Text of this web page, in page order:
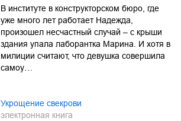
В институте в конструкторском бюро, где
уже много лет работает Надежда,
произошел несчастный случай – с крыши
здания упала лаборантка Марина. И хотя в
милиции считают, что девушка совершила
самоу…
Укрощение свекрови
электронная книга